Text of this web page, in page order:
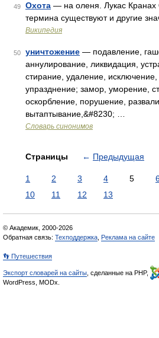
49 Охота — на оленя. Лукас Кранах
термина существуют и другие
Википедия
50 уничтожение — подавление,
аннулирование, ликвидация,
стирание, удаление, исключение,
упразднение; замор, уморение,
оскорбление, порушение,
вытаптывание,&#8230; …
Словарь синонимов
Страницы ← Предыдущая
1 2 3 4 5
10
11 12 13
© Академик, 2000-2026
Обратная связь: Техподдержка Реклама на сайте
👣 Путешествия
Экспорт словарей на сайты , сделанные на PHP,
WordPress, MODx.